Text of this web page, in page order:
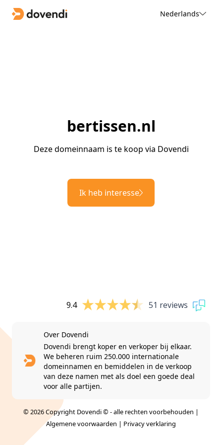
Nederlands
bertissen.nl
Deze domeinnaam is te koop via Dovendi
Ik heb interesse
9.4 51 reviews
Over Dovendi
Dovendi brengt koper en verkoper bij elkaar.
We beheren ruim 250.000 internationale
domeinnamen en bemiddelen in de verkoop
van deze namen met als doel een goede deal
voor alle partijen.
© 2026 Copyright Dovendi © - alle rechten voorbehouden |
Algemene voorwaarden | Privacy verklaring